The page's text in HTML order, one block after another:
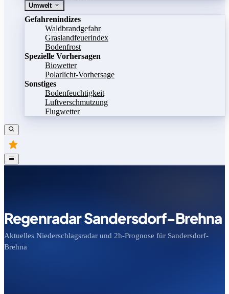
Umwelt
Gefahrenindizes
Waldbrandgefahr
Graslandfeuerindex
Bodenfrost
Spezielle Vorhersagen
Biowetter
Polarlicht-Vorhersage
Sonstiges
Bodenfeuchtigkeit
Luftverschmutzung
Flugwetter
Regenradar Sandersdorf-Brehna
Aktuelles Niederschlagsradar und 2h-Prognose für Sandersdorf-
Brehna